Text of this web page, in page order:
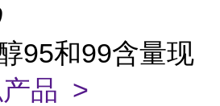
95和99含量现
品 >